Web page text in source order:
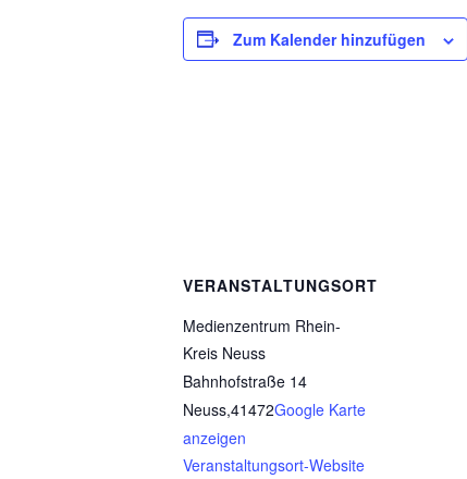
Zum Kalender hinzufügen
VERANSTALTUNGSORT
Medienzentrum Rhein-
Kreis Neuss
Bahnhofstraße 14
Neuss,41472Google Karte
anzeigen
Veranstaltungsort-Website